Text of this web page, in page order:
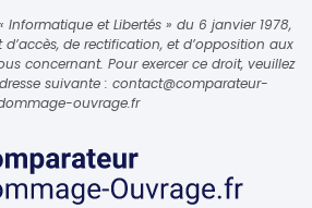
et Libertés » du 6 janvier 1978,
de rectification, et d’opposition aux
concernant. Pour exercer ce droit, veuillez
suivante : contact@comparateur-
ouvrage.fr